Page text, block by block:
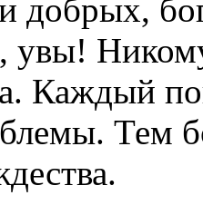
добрых,
увы!
Каждый
Тем